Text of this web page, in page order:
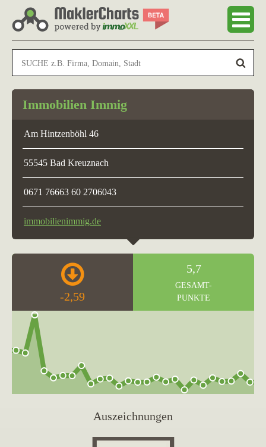
Immobilien Immig
Am Hintzenböhl 46
55545 Bad Kreuznach
0671 76663 60 2706043
immobilienimmig.de
-2,59
5,7
GESAMT-
PUNKTE
Auszeichnungen